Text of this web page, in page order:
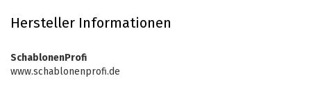
Hersteller Informationen
SchablonenProfi
www.schablonenprofi.de